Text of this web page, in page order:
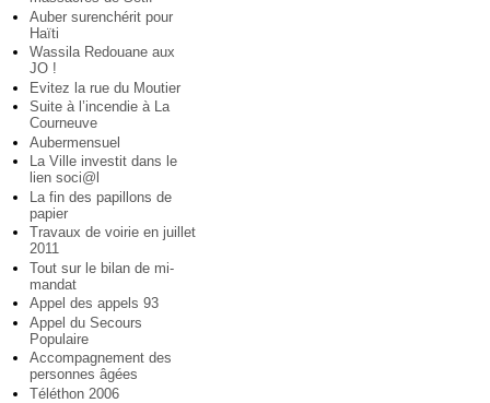
Auber surenchérit pour
Haïti
Wassila Redouane aux
JO !
Evitez la rue du Moutier
Suite à l’incendie à La
Courneuve
Aubermensuel
La Ville investit dans le
lien soci@l
La fin des papillons de
papier
Travaux de voirie en juillet
2011
Tout sur le bilan de mi-
mandat
Appel des appels 93
Appel du Secours
Populaire
Accompagnement des
personnes âgées
Téléthon 2006